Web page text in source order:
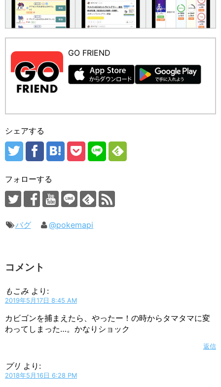
GO FRIEND
シェアする
フォローする
バグ @pokemapi
コメント
もこみ より:
2019年5月17日 8:45 AM
カビゴンを捕まえたら、やったー！の時からタマタマに変
わってしまった…。かなりショック
返信
ブリ より:
2018年5月16日 6:28 PM